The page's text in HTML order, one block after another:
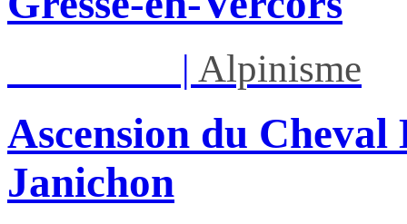
| Alpinisme
Ascension du
Janichon